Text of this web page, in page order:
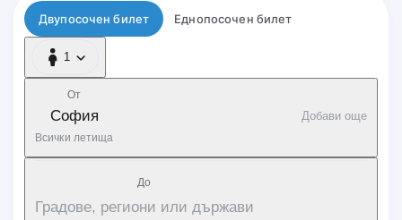
Тип полет
Двупосочен билет Еднопосочен билет
1
1 Пътник
От
София
Всички летища
Добави още
Дo
Градове, региони или държави